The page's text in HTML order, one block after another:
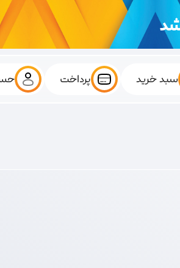
سبد خرید پرداخت